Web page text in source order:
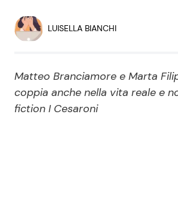
Economia
Persone Scomparse
Politica
LUISELLA BIANCHI
Matteo Branciamore e Marta
coppia anche nella vita reale e
fiction I Cesaroni